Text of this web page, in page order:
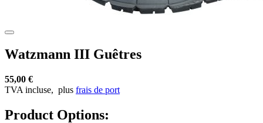
Watzmann III Guêtres
55,00 €
TVA incluse, plus frais de port
Product Options: